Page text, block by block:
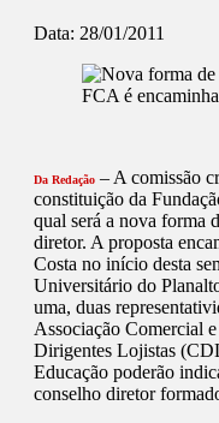
Data: 28/01/2011
Da Redação – A comissão
constituição da
qual será a nova forma
diretor. A proposta
Costa no início desta
Universitário do
uma, duas
Associação Comercial
Dirigentes Lojistas
Educação poderão
conselho diretor